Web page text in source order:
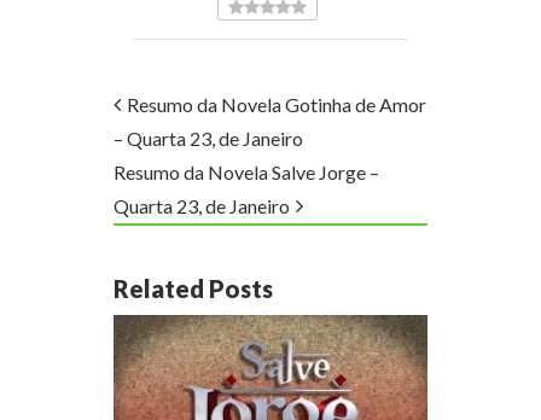
Resumo da Novela Gotinha de Amor
– Quarta 23, de Janeiro
Resumo da Novela Salve Jorge –
Quarta 23, de Janeiro
Related Posts